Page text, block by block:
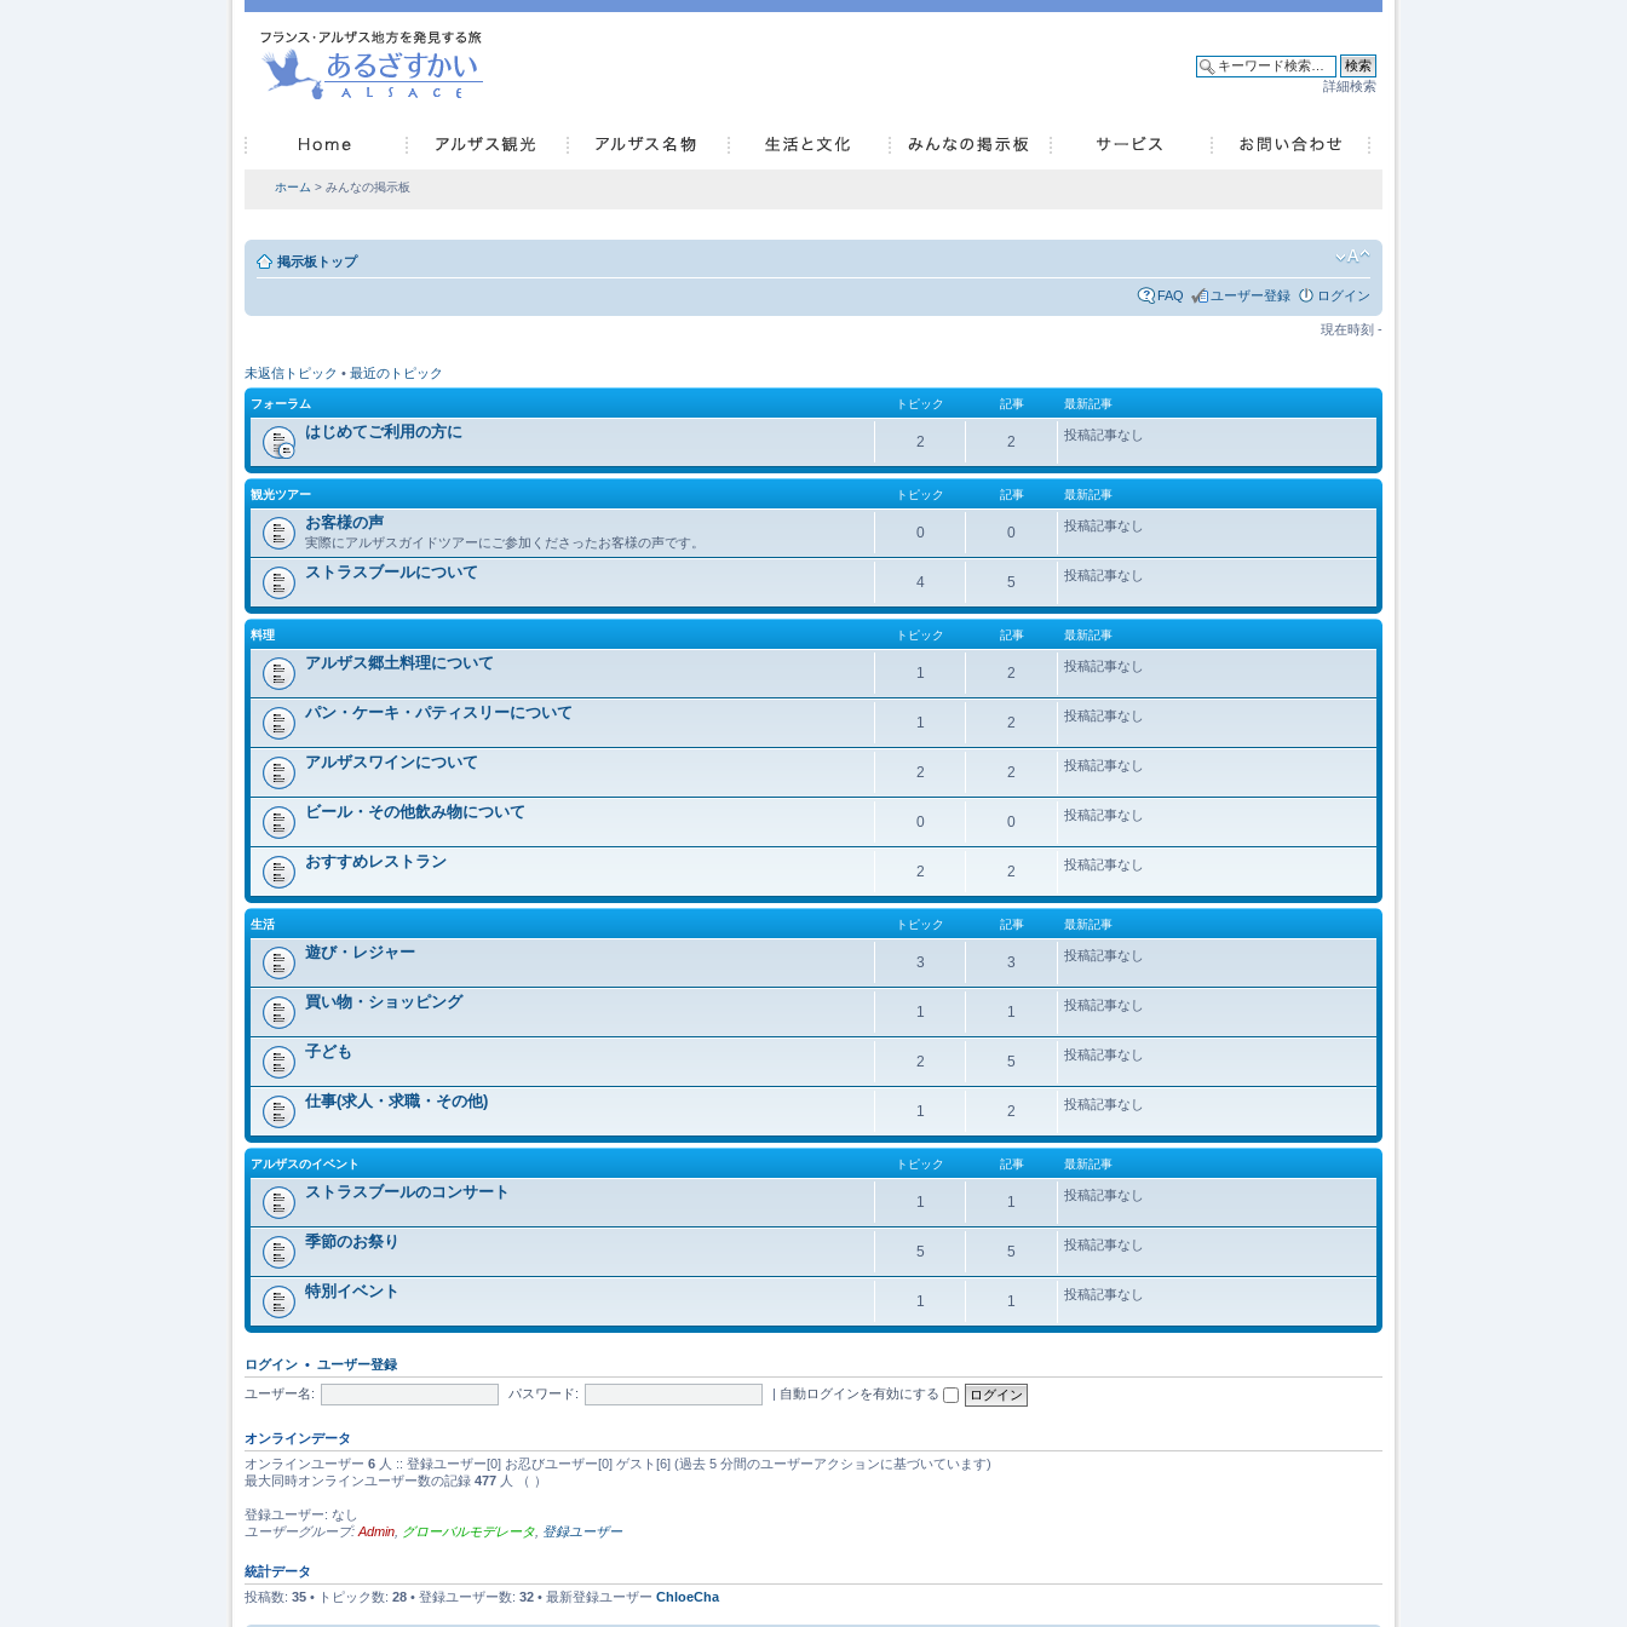
詳細検索
ホーム > みんなの掲示板
掲示板トップ
FAQ ユーザー登録 ログイン
現在時刻 -
未返信トピック • 最近のトピック
フォーラム トピック 記事 最新記事
はじめてご利用の方に
2 2 投稿記事なし
観光ツアー トピック 記事 最新記事
お客様の声
実際にアルザスガイドツアーにご参加くださったお客様の声です。
0 0 投稿記事なし
ストラスブールについて
4 5 投稿記事なし
料理 トピック 記事 最新記事
アルザス郷土料理について
1 2 投稿記事なし
パン・ケーキ・パティスリーについて
1 2 投稿記事なし
アルザスワインについて
2 2 投稿記事なし
ビール・その他飲み物について
0 0 投稿記事なし
おすすめレストラン
2 2 投稿記事なし
生活 トピック 記事 最新記事
遊び・レジャー
3 3 投稿記事なし
買い物・ショッピング
1 1 投稿記事なし
子ども
2 5 投稿記事なし
仕事(求人・求職・その他)
1 2 投稿記事なし
アルザスのイベント トピック 記事 最新記事
ストラスブールのコンサート
1 1 投稿記事なし
季節のお祭り
5 5 投稿記事なし
特別イベント
1 1 投稿記事なし
ログイン • ユーザー登録
ユーザー名: パスワード: | 自動ログインを有効にする
オンラインデータ
オンラインユーザー 6 人 :: 登録ユーザー[0] お忍びユーザー[0] ゲスト[6] (過去 5 分間のユーザーアクションに基づいています)
最大同時オンラインユーザー数の記録 477 人 （ ）
登録ユーザー: なし
ユーザーグループ: Admin グローバルモデレータ 登録ユーザー
統計データ
投稿数: 35 • トピック数: 28 • 登録ユーザー数: 32 • 最新登録ユーザー ChloeCha